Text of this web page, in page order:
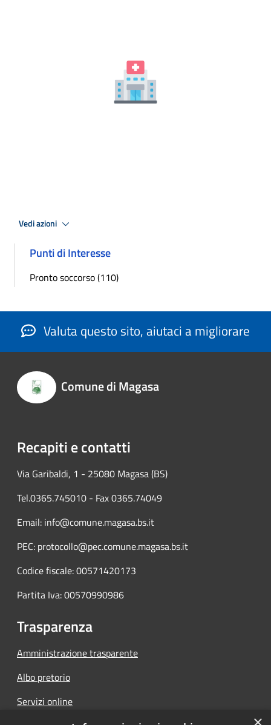
Vedi azioni
Punti di Interesse
Pronto soccorso (110)
Valuta questo sito, aiutaci a migliorare
Comune di Magasa
Recapiti e contatti
Via Garibaldi, 1 - 25080 Magasa (BS)
Tel.0365.745010 - Fax 0365.74049
Email: info@comune.magasa.bs.it
PEC: protocollo@pec.comune.magasa.bs.it
Codice fiscale: 00571420173
Partita Iva: 00570990986
Trasparenza
Amministrazione trasparente
Albo pretorio
Servizi online